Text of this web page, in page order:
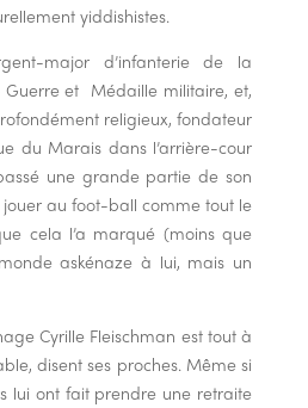
yiddishistes.
major d’infanterie de la
Guerre et Médaille militaire, et,
religieux, fondateur
du Marais dans l’arrière-cour
une grande partie de son
jouer au foot-ball comme tout le
cela l’a marqué (moins que
askénaze à lui, mais un
Cyrille Fleischman est tout à
disent ses proches. Même si
lui ont fait prendre une retraite